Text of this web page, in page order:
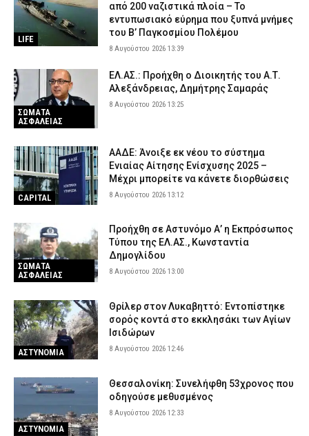
LIFE
από 200 ναζιστικά πλοία – Το
εντυπωσιακό εύρημα που ξυπνά μνήμες
του Β’ Παγκοσμίου Πολέμου
8 Αυγούστου 2026 13:39
ΣΩΜΑΤΑ
ΑΣΦΑΛΕΙΑΣ
ΕΛ.ΑΣ.: Προήχθη ο Διοικητής του Α.Τ.
Αλεξάνδρειας, Δημήτρης Σαμαράς
8 Αυγούστου 2026 13:25
CAPITAL
ΑΑΔΕ: Άνοιξε εκ νέου το σύστημα
Ενιαίας Αίτησης Ενίσχυσης 2025 –
Μέχρι μπορείτε να κάνετε διορθώσεις
8 Αυγούστου 2026 13:12
ΣΩΜΑΤΑ
ΑΣΦΑΛΕΙΑΣ
Προήχθη σε Αστυνόμο Α’ η Εκπρόσωπος
Τύπου της ΕΛ.ΑΣ., Κωνσταντία
Δημογλίδου
8 Αυγούστου 2026 13:00
ΑΣΤΥΝΟΜΙΑ
Θρίλερ στον Λυκαβηττό: Εντοπίστηκε
σορός κοντά στο εκκλησάκι των Αγίων
Ισιδώρων
8 Αυγούστου 2026 12:46
ΑΣΤΥΝΟΜΙΑ
Θεσσαλονίκη: Συνελήφθη 53χρονος που
οδηγούσε μεθυσμένος
8 Αυγούστου 2026 12:33